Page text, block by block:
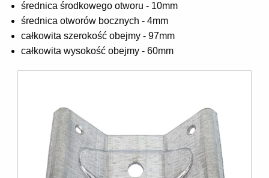
średnica środkowego otworu - 10mm
średnica otworów bocznych - 4mm
całkowita szerokość obejmy - 97mm
całkowita wysokość obejmy - 60mm